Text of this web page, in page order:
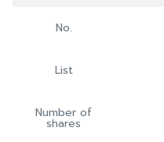
No.
List
Number of
shares